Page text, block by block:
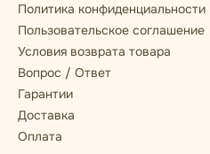
Политика конфиденциальности
Пользовательское соглашение
Условия возврата товара
Вопрос / Ответ
Гарантии
Доставка
Оплата